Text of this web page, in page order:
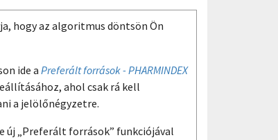
hogy az algoritmus döntsön Ön
ide a Preferált források - PHARMINDEX
ahol csak rá kell
a jelölőnégyzetre.
új „Preferált források” funkciójával